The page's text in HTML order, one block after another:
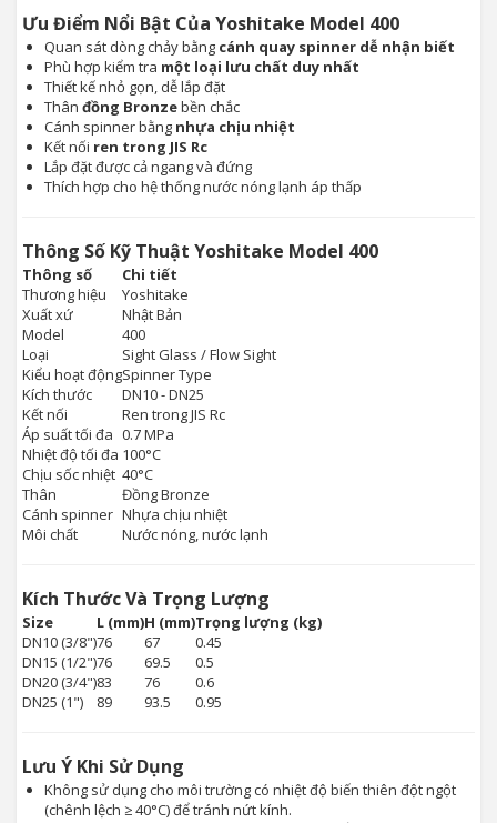
Ưu Điểm Nổi Bật Của Yoshitake Model 400
Quan sát dòng chảy bằng cánh quay spinner dễ nhận biết
Phù hợp kiểm tra một loại lưu chất duy nhất
Thiết kế nhỏ gọn, dễ lắp đặt
Thân đồng Bronzebền chắc
Cánh spinner bằng nhựa chịu nhiệt
Kết nối ren trong JIS Rc
Lắp đặt được cả ngang và đứng
Thích hợp cho hệ thống nước nóng lạnh áp thấp
Thông Số Kỹ Thuật Yoshitake Model 400
Thông số
Chi tiết
Thương hiệu
Yoshitake
Xuất xứ
Nhật Bản
Model
400
Loại
Sight Glass / Flow Sight
Kiểu hoạt độngSpinner Type
Kích thước
DN10 - DN25
Kết nối
Ren trong JIS Rc
Áp suất tối đa 0.7 MPa
Nhiệt độ tối đa 100°C
Chịu sốc nhiệt 40°C
Thân
Đồng Bronze
Cánh spinner Nhựa chịu nhiệt
Môi chất
Nước nóng, nước lạnh
Kích Thước Và Trọng Lượng
Size L (mm)H (mm)Trọng lượng (kg)
DN10 (3/8")76 67
0.45
DN15 (1/2")76 69.5
0.5
DN20 (3/4")83 76
0.6
DN25 (1")
89 93.5 0.95
Lưu Ý Khi Sử Dụng
Không sử dụng cho môi trường có nhiệt độ biến thiên đột ngột
(chênh lệch ≥ 40°C) để tránh nứt kính.